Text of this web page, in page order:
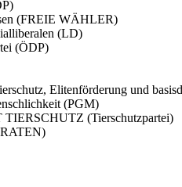
(FREIE WÄHLER)
(LD)
(ÖDP)
Elitenförderung und
(PGM)
(Tierschutzpartei)